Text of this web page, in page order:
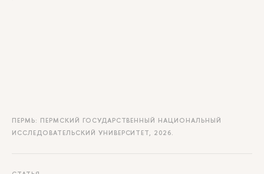
ПЕРМЬ: ПЕРМСКИЙ ГОСУДАРСТВЕННЫЙ НАЦИОНАЛЬНЫЙ
ИССЛЕДОВАТЕЛЬСКИЙ УНИВЕРСИТЕТ, 2026.